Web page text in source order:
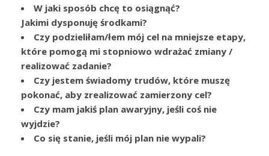
W jaki sposób chcę to osiągnąć?
Jakimi dysponuję środkami?
Czy podzieliłam/łem mój cel na mniejsze etapy,
które pomogą mi stopniowo wdrażać zmiany /
realizować zadanie?
Czy jestem świadomy trudów, które muszę
pokonać, aby zrealizować zamierzony cel?
Czy mam jakiś plan awaryjny, jeśli coś nie
wyjdzie?
Co się stanie, jeśli mój plan nie wypali?